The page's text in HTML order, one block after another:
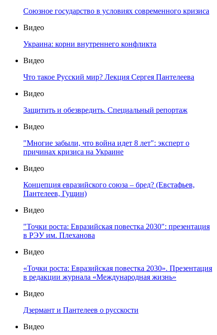
Союзное государство в условиях современного кризиса
Видео
Украина: корни внутреннего конфликта
Видео
Что такое Русский мир? Лекция Сергея Пантелеева
Видео
Защитить и обезвредить. Специальный репортаж
Видео
"Многие забыли, что война идет 8 лет": эксперт о
причинах кризиса на Украине
Видео
Концепция евразийского союза – бред? (Евстафьев,
Пантелеев, Гущин)
Видео
"Точки роста: Евразийская повестка 2030": презентация
в РЭУ им. Плеханова
Видео
«Точки роста: Евразийская повестка 2030». Презентация
в редакции журнала «Международная жизнь»
Видео
Дзермант и Пантелеев о русскости
Видео